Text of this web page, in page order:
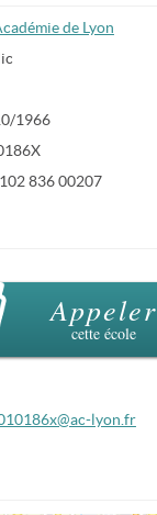
de Lyon
1966
836 00207
Appeler
cette école
lyon.fr